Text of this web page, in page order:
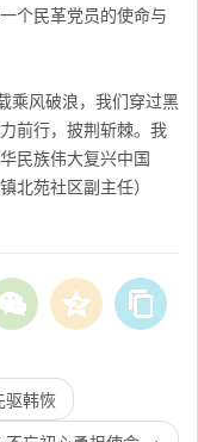
个民革党员的使命与
乘风破浪，我们穿过黑
前行，披荆斩棘。我
民族伟大复兴中国
北苑社区副主任）
驱韩恢